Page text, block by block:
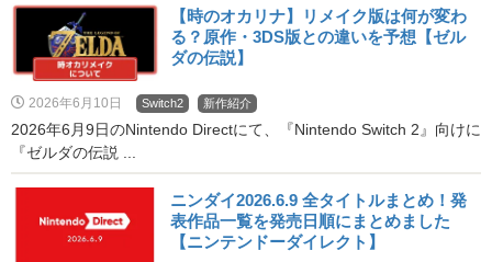
【時のオカリナ】リメイク版は何が変わ
る？原作・3DS版との違いを予想【ゼル
ダの伝説】
2026年6月10日 Switch2 新作紹介
2026年6月9日のNintendo Directにて、『Nintendo Switch 2』向けに
『ゼルダの伝説 ...
ニンダイ2026.6.9 全タイトルまとめ！発
表作品一覧を発売日順にまとめました
【ニンテンドーダイレクト】